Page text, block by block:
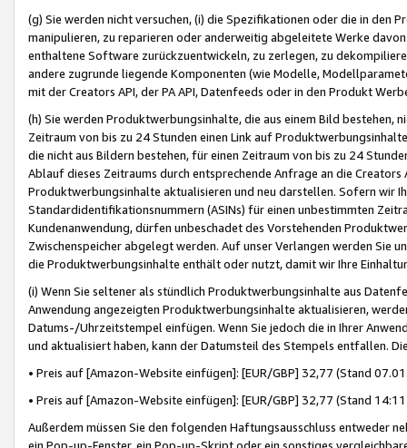
(g) Sie werden nicht versuchen, (i) die Spezifikationen oder die in
manipulieren, zu reparieren oder anderweitig abgeleitete Werke
enthaltene Software zurückzuentwickeln, zu zerlegen, zu
andere zugrunde liegende Komponenten (wie Modelle,
mit der Creators API, der PA API, Datenfeeds oder in den Produkt
(h) Sie werden Produktwerbungsinhalte, die aus einem Bild bestehen,
Zeitraum von bis zu 24 Stunden einen Link auf
die nicht aus Bildern bestehen, für einen Zeitraum von bis zu 24
Ablauf dieses Zeitraums durch entsprechende Anfrage an die
Produktwerbungsinhalte aktualisieren und neu darstellen. Sofern wir
Standardidentifikationsnummern (ASINs) für einen unbestimmten
Kundenanwendung, dürfen unbeschadet des Vorstehenden
Zwischenspeicher abgelegt werden. Auf unser Verlangen werden Sie
die Produktwerbungsinhalte enthält oder nutzt, damit wir Ihre
(i) Wenn Sie seltener als stündlich Produktwerbungsinhalte aus
Anwendung angezeigten Produktwerbungsinhalte aktualisieren,
Datums-/Uhrzeitstempel einfügen. Wenn Sie jedoch die in Ihrer
und aktualisiert haben, kann der Datumsteil des Stempels entfallen.
• Preis auf [Amazon-Website einfügen]: [EUR/GBP] 32,77 (Stand
• Preis auf [Amazon-Website einfügen]: [EUR/GBP] 32,77 (Stand
Außerdem müssen Sie den folgenden Haftungsausschluss entweder
ein Pop-up-Fenster, ein Pop-up-Skript oder ein sonstiges